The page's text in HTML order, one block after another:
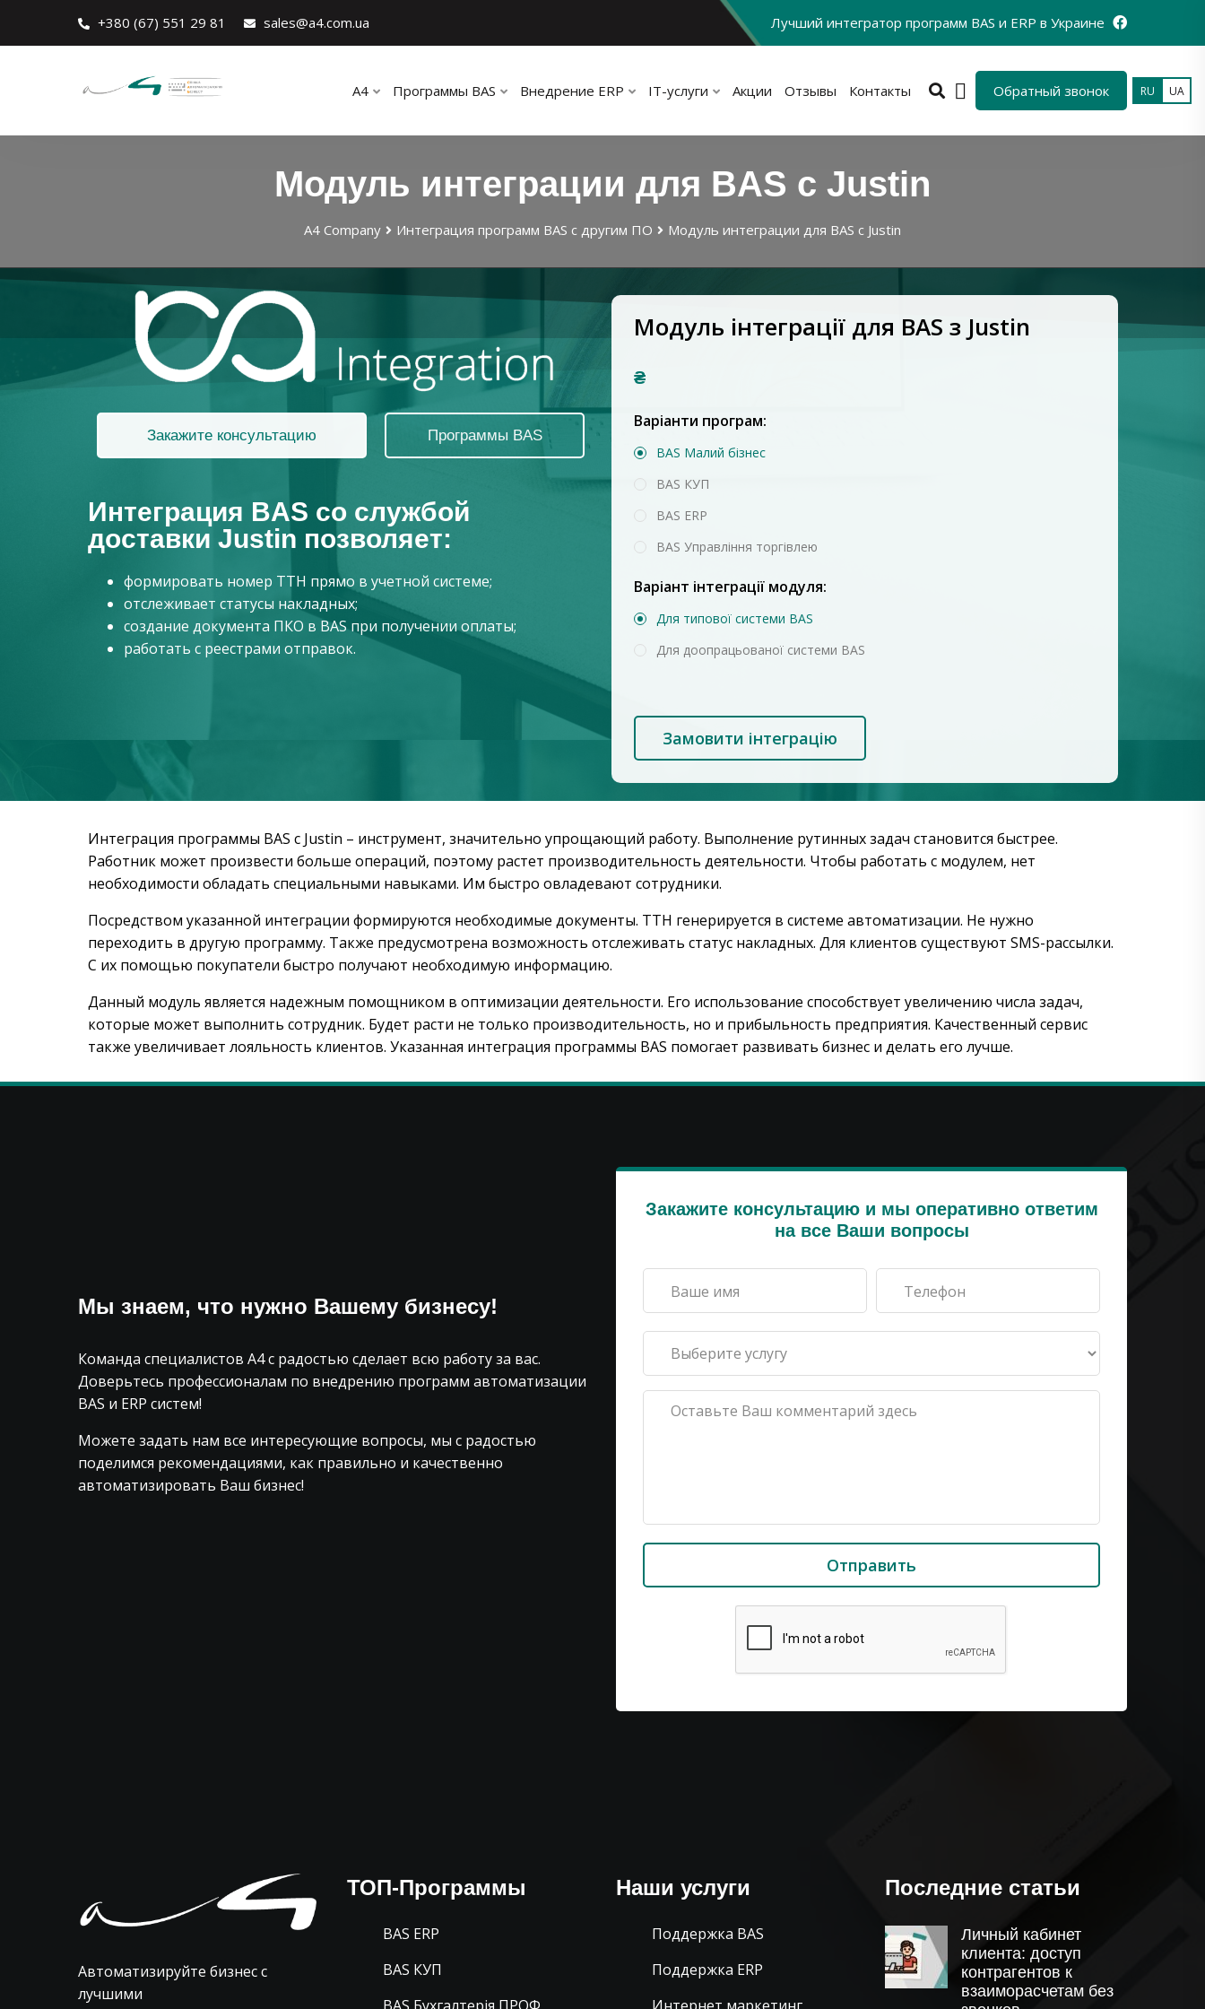
+380 (67) 551 29 81 sales@a4.com.ua Лучший интегратор программ BAS и ERP в Украине
RU UA
A4 Программы BAS Внедрение ERP IT-услуги Акции Отзывы Контакты Обратный звонок
Модуль интеграции для BAS с Justin
А4 Company Интеграция программ BAS с другим ПО Модуль интеграции для BAS с Justin
Закажите консультацию Программы BAS
Интеграция BAS со службой
доставки Justin позволяет:
формировать номер ТТН прямо в учетной системе;
отслеживает статусы накладных;
создание документа ПКО в BAS при получении оплаты;
работать с реестрами отправок.
Модуль інтеграції для BAS з Justin
₴
Варіанти програм:
BAS Малий бізнес
BAS КУП
BAS ERP
BAS Управління торгівлею
Варіант інтеграції модуля:
Для типової системи BAS
Для доопрацьованої системи BAS
Замовити інтеграцію
Интеграция программы BAS с Justin – инструмент, значительно упрощающий работу. Выполнение рутинных задач становится быстрее.
Работник может произвести больше операций, поэтому растет производительность деятельности. Чтобы работать с модулем, нет
необходимости обладать специальными навыками. Им быстро овладевают сотрудники.
Посредством указанной интеграции формируются необходимые документы. ТТН генерируется в системе автоматизации. Не нужно
переходить в другую программу. Также предусмотрена возможность отслеживать статус накладных. Для клиентов существуют SMS-рассылки.
С их помощью покупатели быстро получают необходимую информацию.
Данный модуль является надежным помощником в оптимизации деятельности. Его использование способствует увеличению числа задач,
которые может выполнить сотрудник. Будет расти не только производительность, но и прибыльность предприятия. Качественный сервис
также увеличивает лояльность клиентов. Указанная интеграция программы BAS помогает развивать бизнес и делать его лучше.
Мы знаем, что нужно Вашему бизнесу!
Команда специалистов А4 с радостью сделает всю работу за вас.
Доверьтесь профессионалам по внедрению программ автоматизации
BAS и ERP систем!
Можете задать нам все интересующие вопросы, мы с радостью
поделимся рекомендациями, как правильно и качественно
автоматизировать Ваш бизнес!
Закажите консультацию и мы оперативно ответим
на все Ваши вопросы
Автоматизируйте бизнес с
лучшими
ТОП-Программы
BAS ERP
BAS КУП
Наши услуги
Поддержка BAS
Поддержка ERP
Последние статьи
Личный кабинет
клиента: доступ
контрагентов к
взаиморасчетам без